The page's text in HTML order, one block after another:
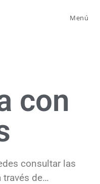
Menú
con
consultar las
través de…